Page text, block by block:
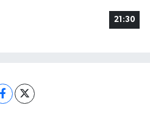
21:30